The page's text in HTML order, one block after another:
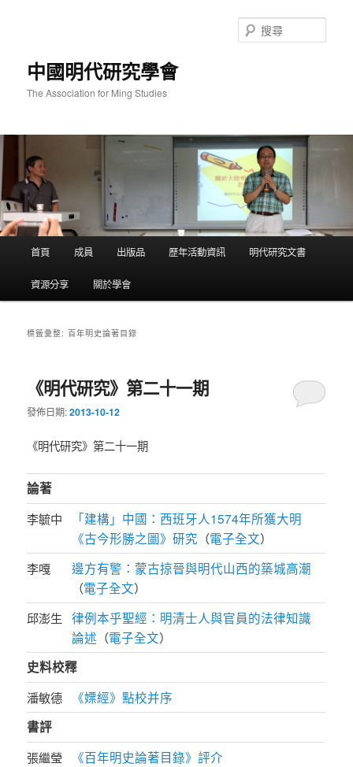
中國明代研究學會
The Association for Ming Studies
尋
首頁 成員 出版品 歷年活動資訊 明代研究文書
資源分享 關於學會
標籤彙整:百年明史論著目錄
《明代研究》第二十一期
發佈日期:2013-10-12
《明代研究》第二十一期
論著
李毓中
「建構」中國：西班牙人1574年所獲大明
《古今形勝之圖》研究 （電子全文）
李嘎
邊方有警：蒙古掠晉與明代山西的築城高潮
（電子全文）
邱澎生
律例本乎聖經：明清士人與官員的法律知識
論述 （電子全文）
史料校釋
潘敏德
《嫖經》點校并序
書評
張繼瑩
《百年明史論著目錄》評介